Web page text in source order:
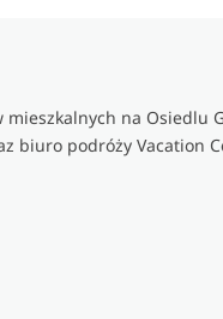
na Osiedlu
biuro podróży Vacation